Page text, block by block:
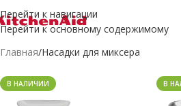
Перейти к навигации
Перейти к основному содержимому
Главная Насадки для миксера
В НАЛИЧИИ В